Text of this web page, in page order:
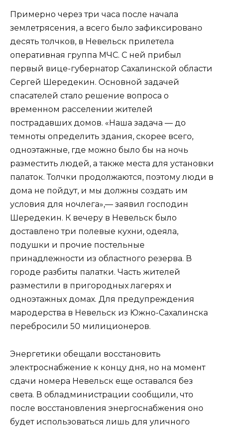
Примерно через три часа после начала
землетрясения, а всего было зафиксировано
десять толчков, в Невельск прилетела
оперативная группа МЧС. С ней прибыл
первый вице-губернатор Сахалинской области
Сергей Шередекин. Основной задачей
спасателей стало решение вопроса о
временном расселении жителей
пострадавших домов. «Наша задача — до
темноты определить здания, скорее всего,
одноэтажные, где можно было бы на ночь
разместить людей, а также места для установки
палаток. Толчки продолжаются, поэтому люди в
дома не пойдут, и мы должны создать им
условия для ночлега»,— заявил господин
Шередекин. К вечеру в Невельск было
доставлено три полевые кухни, одеяла,
подушки и прочие постельные
принадлежности из областного резерва. В
городе разбиты палатки. Часть жителей
разместили в пригородных лагерях и
одноэтажных домах. Для предупреждения
мародерства в Невельск из Южно-Сахалинска
перебросили 50 милиционеров.
Энергетики обещали восстановить
электроснабжение к концу дня, но на момент
сдачи номера Невельск еще оставался без
света. В обладминистрации сообщили, что
после восстановления энергоснабжения оно
будет использоваться лишь для уличного